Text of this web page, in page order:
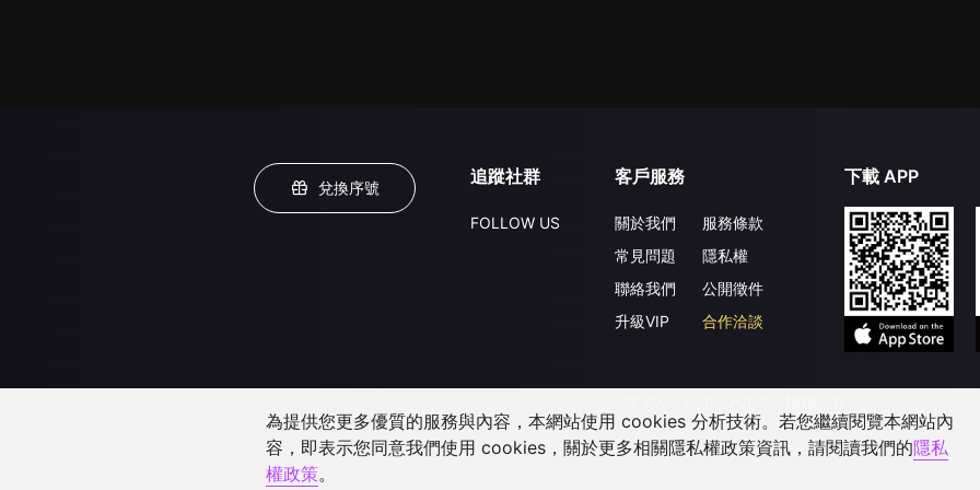
兌換序號
追蹤社群
FOLLOW US
客戶服務
關於我們
常見問題
聯絡我們
升級VIP
服務條款
隱私權
公開徵件
合作洽談
下載 APP
為提供您更多優質的服務與內容，本網站使用 cookies 分析技術。若您繼續閱覽本網站內
容，即表示您同意我們使用 cookies，關於更多相關隱私權政策資訊，請閱讀我們的隱私
權政策。